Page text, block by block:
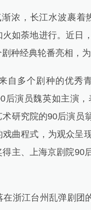
，长江水波裹着热
如荼地进行。近日
种经典轮番亮相，
个剧种的优秀青
后演员魏英如主演
研究院的90后演员
曲程式，为观众呈
主、上海京剧院90
江台州乱弹剧团的